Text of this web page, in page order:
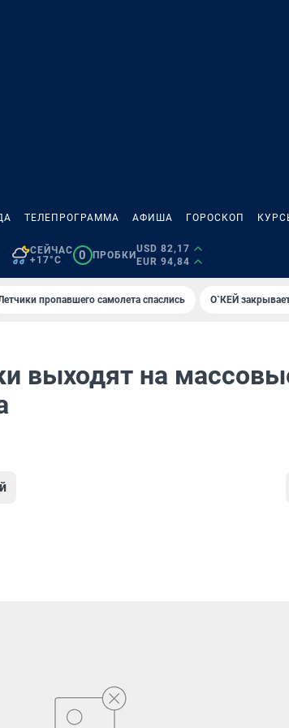
ТЕЛЕПРОГРАММА АФИША ГОРОСКОП
СЕЙЧАС
+17°C
0 ПРОБКИ
USD 82,17
EUR 94,84
пропавшего самолета спаслись О`КЕЙ
выходят на